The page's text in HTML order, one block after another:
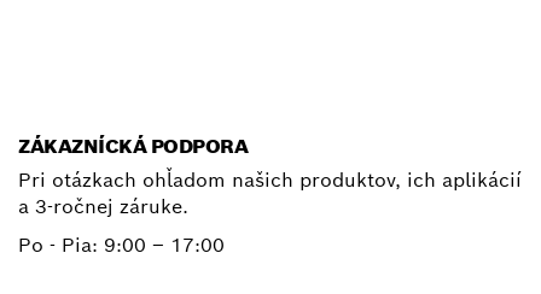
ZÁKAZNÍCKÁ PODPORA
Pri otázkach ohľadom našich produktov, ich aplikácií
a 3-ročnej záruke.
Po - Pia: 9:00 – 17:00